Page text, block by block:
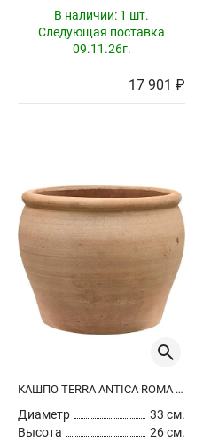
В наличии: 1 шт.
Следующая поставка
09.11.26г.
17 901 ₽
КАШПО TERRA ANTICA ROMA CHALK WHITE
Диаметр
33 см.
Высота
26 см.